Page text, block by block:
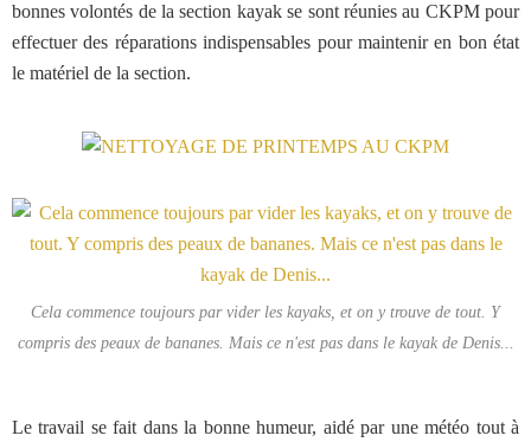
bonnes volontés de la section kayak se sont réunies au CKPM pour
effectuer des réparations indispensables pour maintenir en bon état
le matériel de la section.
Cela commence toujours par vider les kayaks, et on y trouve de tout. Y
compris des peaux de bananes. Mais ce n'est pas dans le kayak de Denis...
Le travail se fait dans la bonne humeur, aidé par une météo tout à